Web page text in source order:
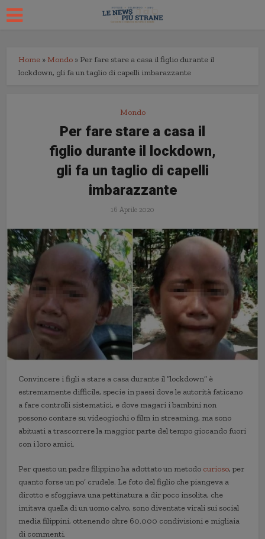
Home » Mondo » Per fare stare a casa il figlio durante il
lockdown, gli fa un taglio di capelli imbarazzante
Mondo
Per fare stare a casa il
figlio durante il lockdown,
gli fa un taglio di capelli
imbarazzante
16 Aprile 2020
Convincere i figli a stare a casa durante il “lockdown” è
estremamente difficile, specie in paesi dove le autorità faticano
a fare controlli sistematici, e dove magari i bambini non
possono contare su videogiochi o film in streaming, ma sono
abituati a trascorrere la maggior parte del tempo giocando fuori
con i loro amici.
Per questo un padre filippino ha adottato un metodo curioso, per
quanto forse un po’ crudele. Le foto del figlio che piangeva a
dirotto e sfoggiava una pettinatura a dir poco insolita, che
imitava quella di un uomo calvo, sono diventate virali sui social
media filippini, ottenendo oltre 60.000 condivisioni e migliaia
di commenti.